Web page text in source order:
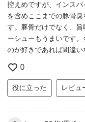
控えめですが、インス
を含めここまでの豚骨
す。豚骨だけでなく、
ーシューもうまいです
のが好きであれば間違い
0
役に立った レビュ